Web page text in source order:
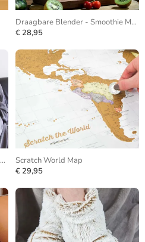
Draagbare Blender - Smoothie Maker
€ 28,95
Snug-Rug Deluxe Coral Fleece Deken
Scratch World Map
€ 29,95